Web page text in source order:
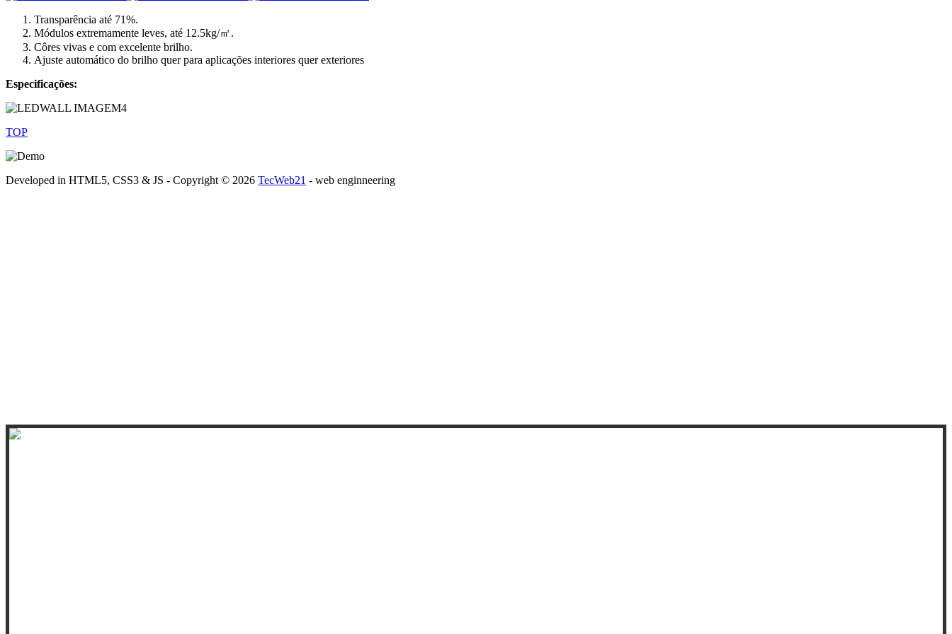
Transparência até 71%.
Módulos extremamente leves, até 12.5kg/㎡.
Côres vivas e com excelente brilho.
Ajuste automático do brilho quer para aplicações interiores quer exteriores
Especificações:
TOP
Developed in HTML5, CSS3 & JS - Copyright © 2026 TecWeb21 - web enginneering